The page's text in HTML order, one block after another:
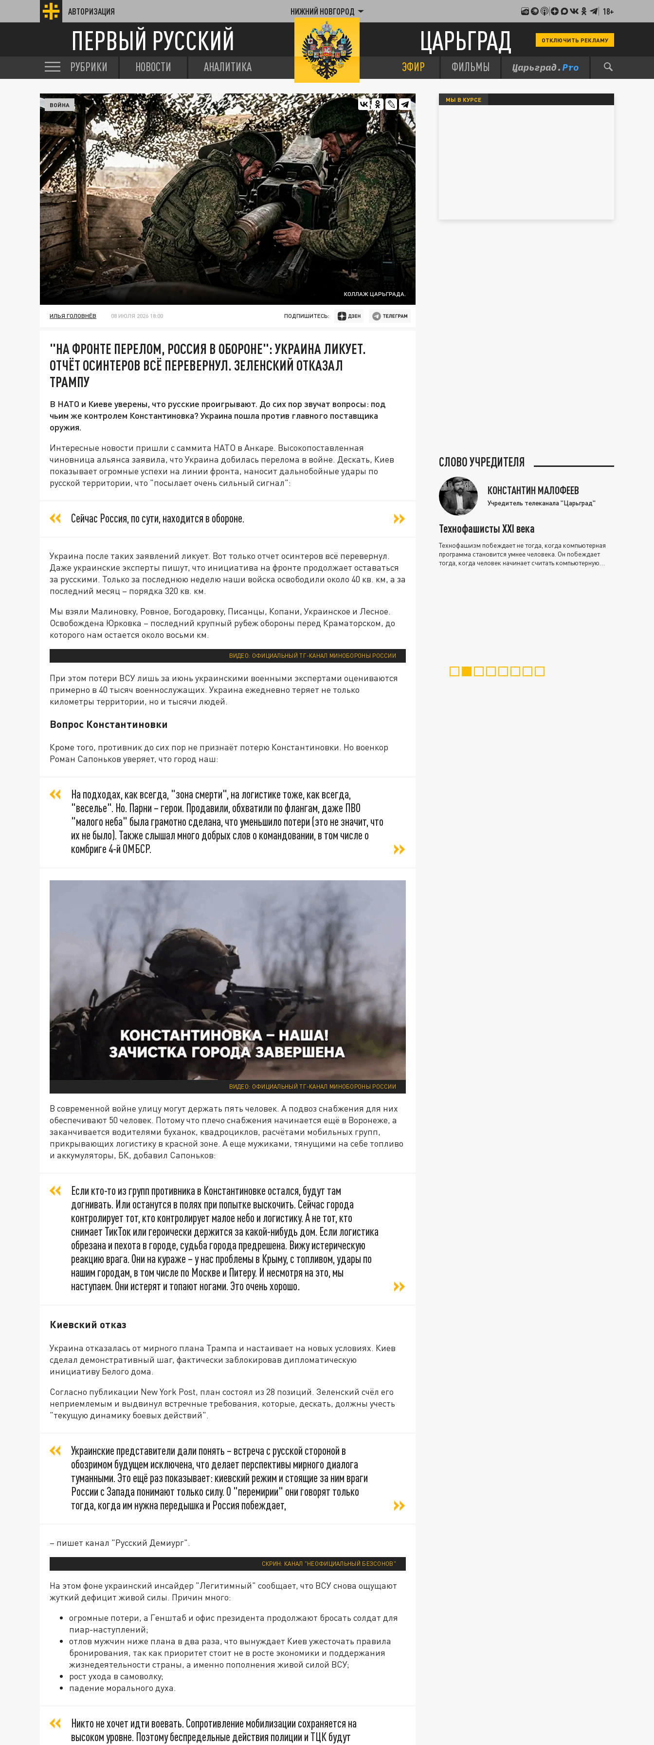
АВТОРИЗАЦИЯ НИЖНИЙ НОВГОРОД 18+
ПЕРВЫЙ РУССКИЙ ЦАРЬГРАД ОТКЛЮЧИТЬ РЕКЛАМУ
РУБРИКИ НОВОСТИ АНАЛИТИКА ЭФИР ФИЛЬМЫ
КОЛЛАЖ ЦАРЬГРАДА.
ВОЙНА
ИЛЬЯ ГОЛОВНЁВ 08 ИЮЛЯ 2026 18:00 ПОДПИШИТЕСЬ:
"НА ФРОНТЕ ПЕРЕЛОМ, РОССИЯ В ОБОРОНЕ": УКРАИНА ЛИКУЕТ.
ОТЧЁТ ОСИНТЕРОВ ВСЁ ПЕРЕВЕРНУЛ. ЗЕЛЕНСКИЙ ОТКАЗАЛ
ТРАМПУ
В НАТО и Киеве уверены, что русские проигрывают. До сих пор звучат вопросы: под
чьим же контролем Константиновка? Украина пошла против главного поставщика
оружия.
Интересные новости пришли с саммита НАТО в Анкаре. Высокопоставленная
чиновница альянса заявила, что Украина добилась перелома в войне. Дескать, Киев
показывает огромные успехи на линии фронта, наносит дальнобойные удары по
русской территории, что "посылает очень сильный сигнал":
Сейчас Россия, по сути, находится в обороне.
Украина после таких заявлений ликует. Вот только отчет осинтеров всё перевернул.
Даже украинские эксперты пишут, что инициатива на фронте продолжает оставаться
за русскими. Только за последнюю неделю наши войска освободили около 40 кв. км, а за
последний месяц – порядка 320 кв. км.
Мы взяли Малиновку, Ровное, Богодаровку, Писанцы, Копани, Украинское и Лесное.
Освобождена Юрковка – последний крупный рубеж обороны перед Краматорском, до
которого нам остается около восьми км.
ВИДЕО: ОФИЦИАЛЬНЫЙ ТГ-КАНАЛ МИНОБОРОНЫ РОССИИ
При этом потери ВСУ лишь за июнь украинскими военными экспертами оцениваются
примерно в 40 тысяч военнослужащих. Украина ежедневно теряет не только
километры территории, но и тысячи людей.
Вопрос Константиновки
Кроме того, противник до сих пор не признаёт потерю Константиновки. Но военкор
Роман Сапоньков уверяет, что город наш:
На подходах, как всегда, "зона смерти", на логистике тоже, как всегда,
"веселье". Но. Парни – герои. Продавили, обхватили по флангам, даже ПВО
"малого неба" была грамотно сделана, что уменьшило потери (это не значит, что
их не было). Также слышал много добрых слов о командовании, в том числе о
комбриге 4-й ОМБСР.
ВИДЕО: ОФИЦИАЛЬНЫЙ ТГ-КАНАЛ МИНОБОРОНЫ РОССИИ
В современной войне улицу могут держать пять человек. А подвоз снабжения для них
обеспечивают 50 человек. Потому что плечо снабжения начинается ещё в Воронеже, а
заканчивается водителями буханок, квадроциклов, расчётами мобильных групп,
прикрывающих логистику в красной зоне. А еще мужиками, тянущими на себе топливо
и аккумуляторы, БК, добавил Сапоньков:
Если кто-то из групп противника в Константиновке остался, будут там
догнивать. Или останутся в полях при попытке выскочить. Сейчас города
контролирует тот, кто контролирует малое небо и логистику. А не тот, кто
снимает ТикТок или героически держится за какой-нибудь дом. Если логистика
обрезана и пехота в городе, судьба города предрешена. Вижу истерическую
реакцию врага. Они на кураже – у нас проблемы в Крыму, с топливом, удары по
нашим городам, в том числе по Москве и Питеру. И несмотря на это, мы
наступаем. Они истерят и топают ногами. Это очень хорошо.
Киевский отказ
Украина отказалась от мирного плана Трампа и настаивает на новых условиях. Киев
сделал демонстративный шаг, фактически заблокировав дипломатическую
инициативу Белого дома.
Согласно публикации New York Post, план состоял из 28 позиций. Зеленский счёл его
неприемлемым и выдвинул встречные требования, которые, дескать, должны учесть
"текущую динамику боевых действий".
Украинские представители дали понять – встреча с русской стороной в
обозримом будущем исключена, что делает перспективы мирного диалога
туманными. Это ещё раз показывает: киевский режим и стоящие за ним враги
России с Запада понимают только силу. О "перемирии" они говорят только
тогда, когда им нужна передышка и Россия побеждает,
– пишет канал "Русский Демиург".
СКРИН: КАНАЛ "НЕОФИЦИАЛЬНЫЙ БЕЗСОНОВ"
На этом фоне украинский инсайдер "Легитимный" сообщает, что ВСУ снова ощущают
жуткий дефицит живой силы. Причин много:
огромные потери, а Генштаб и офис президента продолжают бросать солдат для
пиар-наступлений;
отлов мужчин ниже плана в два раза, что вынуждает Киев ужесточать правила
бронирования, так как приоритет стоит не в росте экономики и поддержания
жизнедеятельности страны, а именно пополнения живой силой ВСУ;
рост ухода в самоволку;
падение морального духа.
Никто не хочет идти воевать. Сопротивление мобилизации сохраняется на
высоком уровне. Поэтому беспредельные действия полиции и ТЦК будут
МЫ В КУРСЕ
СЛОВО УЧРЕДИТЕЛЯ
КОНСТАНТИН МАЛОФЕЕВ
Учредитель телеканала "Царьград"
Технофашисты XXI века
Технофашизм побеждает не тогда, когда компьютерная
программа становится умнее человека. Он побеждает
тогда, когда человек начинает считать компьютерную